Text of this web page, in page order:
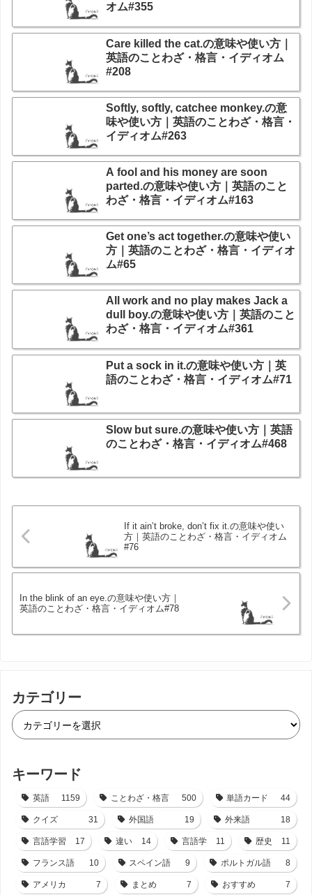
オム#355
Care killed the cat.の意味や使い方｜
英語のことわざ・格言・イディオム
#208
Softly, softly, catchee monkey.の意
味や使い方｜英語のことわざ・格言・
イディオム#263
A fool and his money are soon
parted.の意味や使い方｜英語のこと
わざ・格言・イディオム#163
Get one’s act together.の意味や使い
方｜英語のことわざ・格言・イディオ
ム#65
All work and no play makes Jack a
dull boy.の意味や使い方｜英語のこと
わざ・格言・イディオム#361
Put a sock in it.の意味や使い方｜英
語のことわざ・格言・イディオム#71
Slow but sure.の意味や使い方｜英語
のことわざ・格言・イディオム#468
If it ain’t broke, don’t fix it.の意味や使い
方｜英語のことわざ・格言・イディオム
#76
In the blink of an eye.の意味や使い方｜
英語のことわざ・格言・イディオム#78
カテゴリー
キーワード
英語 1159 ことわざ・格言 500 単語カード 44
クイズ 31 外国語 19 外来語 18
言語学習 17 違い 14 言語学 11 歴史 11
フランス語 10 スペイン語 9 ポルトガル語 8
アメリカ 7 まとめ 7 おすすめ 7